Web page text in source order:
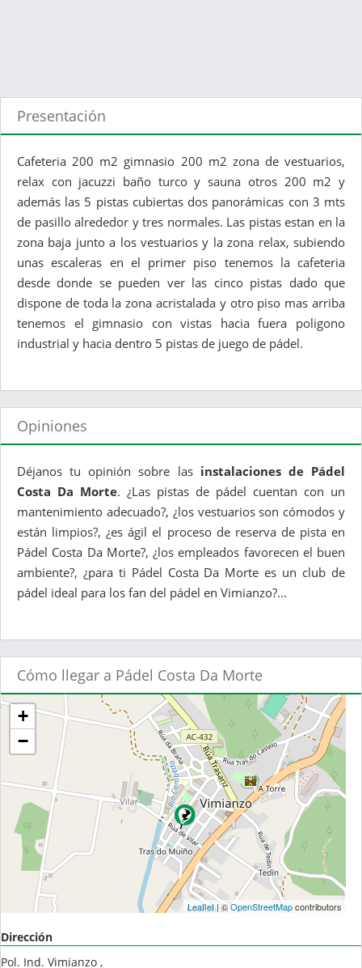
Presentación
Cafeteria 200 m2 gimnasio 200 m2 zona de vestuarios,
relax con jacuzzi baño turco y sauna otros 200 m2 y
además las 5 pistas cubiertas dos panorámicas con 3 mts
de pasillo alrededor y tres normales. Las pistas estan en la
zona baja junto a los vestuarios y la zona relax, subiendo
unas escaleras en el primer piso tenemos la cafeteria
desde donde se pueden ver las cinco pistas dado que
dispone de toda la zona acristalada y otro piso mas arriba
tenemos el gimnasio con vistas hacia fuera poligono
industrial y hacia dentro 5 pistas de juego de pádel.
Opiniones
Déjanos tu opinión sobre las instalaciones de Pádel
Costa Da Morte. ¿Las pistas de pádel cuentan con un
mantenimiento adecuado?, ¿los vestuarios son cómodos y
están limpios?, ¿es ágil el proceso de reserva de pista en
Pádel Costa Da Morte?, ¿los empleados favorecen el buen
ambiente?, ¿para ti Pádel Costa Da Morte es un club de
pádel ideal para los fan del pádel en Vimianzo?...
Cómo llegar a Pádel Costa Da Morte
+
−
Leaflet| ©OpenStreetMapcontributors
Dirección
Pol. Ind. Vimianzo ,